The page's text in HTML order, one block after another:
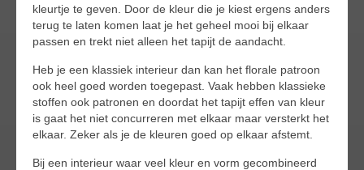
kleurtje te geven. Door de kleur die je kiest ergens anders
terug te laten komen laat je het geheel mooi bij elkaar
passen en trekt niet alleen het tapijt de aandacht.
Heb je een klassiek interieur dan kan het florale patroon
ook heel goed worden toegepast. Vaak hebben klassieke
stoffen ook patronen en doordat het tapijt effen van kleur
is gaat het niet concurreren met elkaar maar versterkt het
elkaar. Zeker als je de kleuren goed op elkaar afstemt.
Bij een interieur waar veel kleur en vorm gecombineerd